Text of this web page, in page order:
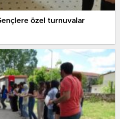
özel turnuvalar